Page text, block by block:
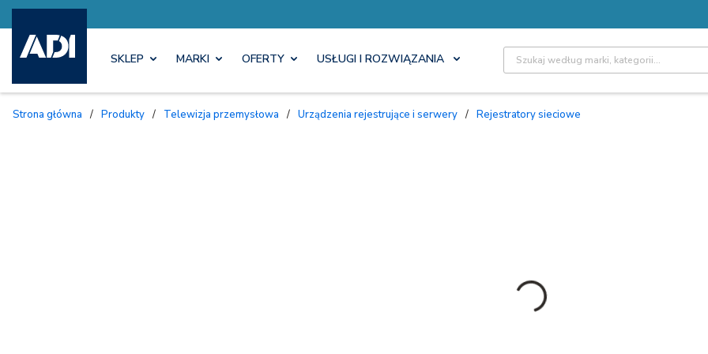
SKLEP MARKI OFERTY USŁUGI I ROZWIĄZANIA Site Search
Strona główna / Produkty / Telewizja przemysłowa / Urządzenia rejestrujące i serwery / Rejestratory sieciowe